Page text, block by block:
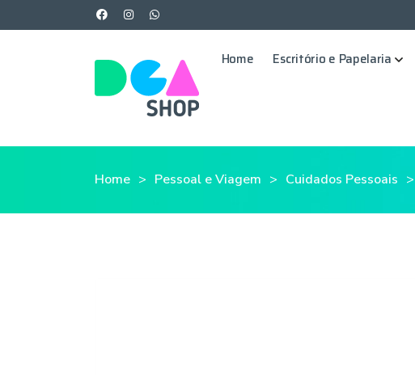
Home Escritório e Papelaria
Home Pessoal e Viagem Cuidados Pessoais